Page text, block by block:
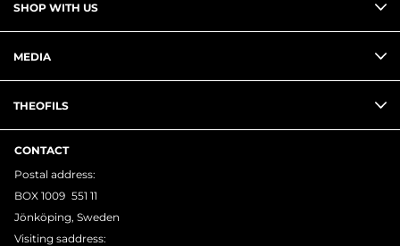
SHOP WITH US
MEDIA
THEOFILS
CONTACT
Postal address:
BOX 1009 551 11
Jönköping, Sweden
Visiting saddress: